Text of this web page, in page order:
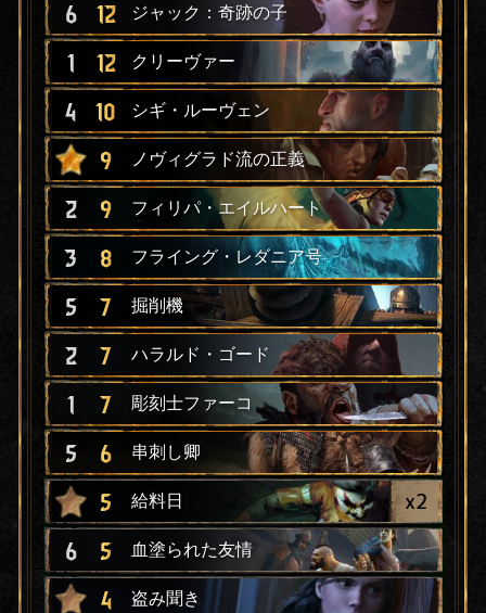
6 12 ジャック：奇跡の子
1 12 クリーヴァー
4 10 シギ・ルーヴェン
9 ノヴィグラド流の正義
2 9 フィリパ・エイルハート
3 8 フライング・レダニア号
5 7 掘削機
2 7 ハラルド・ゴード
1 7 彫刻士ファーコ
5 6 串刺し卿
5 給料日 x2
6 5 血塗られた友情
4 盗み聞き